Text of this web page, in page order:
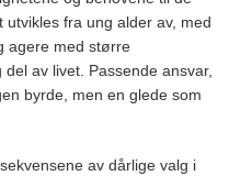
fra ung alder av, med
agere med større
av livet. Passende ansvar,
byrde, men en glede som
av dårlige valg i